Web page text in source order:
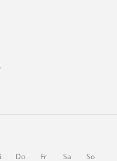
Do Fr Sa So